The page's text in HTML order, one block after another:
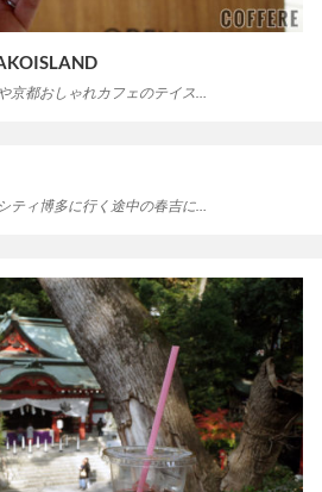
京都おしゃれカフェのテイス…
ティ博多に行く途中の春吉に…